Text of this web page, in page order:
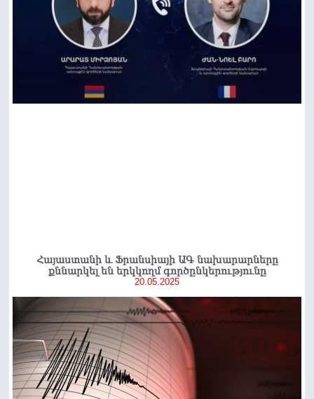
Հայաստանի և Ֆրանսիայի ԱԳ նախարարները
քննարկել են երկկողմ գործընկերությունը
20.05.2025